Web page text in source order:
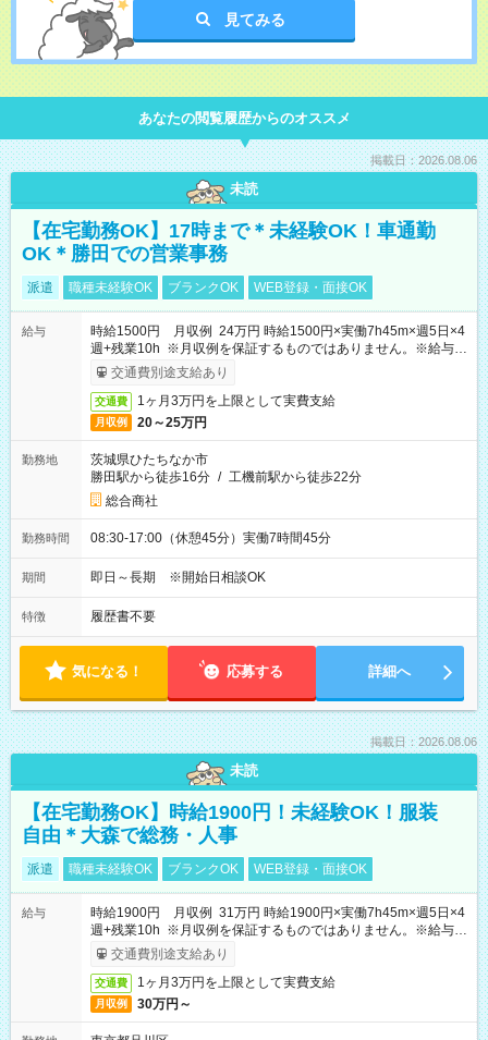
見てみる
あなたの閲覧履歴からのオススメ
掲載日：2026.08.06
未読
【在宅勤務OK】17時まで＊未経験OK！車通勤
OK＊勝田での営業事務
派遣 職種未経験OK ブランクOK WEB登録・面接OK
給与
時給1500円 月収例 24万円 時給1500円×実働7h45m×週5日×4
週+残業10h ※月収例を保証するものではありません。※給与即
受取りサービス利用可（利用条件有）
交通費別途支給あり
交通費 1ヶ月3万円を上限として実費支給
月収例 20～25万円
勤務地
茨城県ひたちなか市
勝田駅から徒歩16分 / 工機前駅から徒歩22分
総合商社
勤務時間 08:30-17:00（休憩45分）実働7時間45分
期間 即日～長期 ※開始日相談OK
特徴 履歴書不要
気になる！ 応募する 詳細へ
掲載日：2026.08.06
未読
【在宅勤務OK】時給1900円！未経験OK！服装
自由＊大森で総務・人事
派遣 職種未経験OK ブランクOK WEB登録・面接OK
給与
時給1900円 月収例 31万円 時給1900円×実働7h45m×週5日×4
週+残業10h ※月収例を保証するものではありません。※給与即
受取りサービス利用可（利用条件有）
交通費別途支給あり
交通費 1ヶ月3万円を上限として実費支給
月収例 30万円～